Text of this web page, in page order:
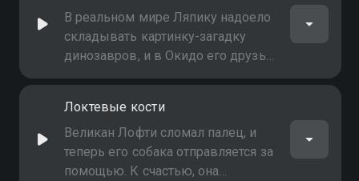
В реальном мире Ляпику надоело
складывать картинку-загадку
динозавров, и в Окидо его друзья
помогают ему сложить картинку
загадки
Локтевые кости
Великан Лофти сломал палец, и
теперь его собака отправляется за
помощью. К счастью, она